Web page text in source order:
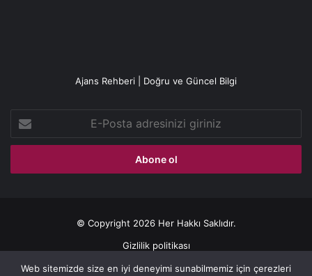
Ajans Rehberi | Doğru ve Güncel Bilgi
Posta
adresinizi
© Copyright 2026 Her Hakkı Saklıdır.
Gizlilik politikası
Web sitemizde size en iyi deneyimi sunabilmemiz için çerezleri